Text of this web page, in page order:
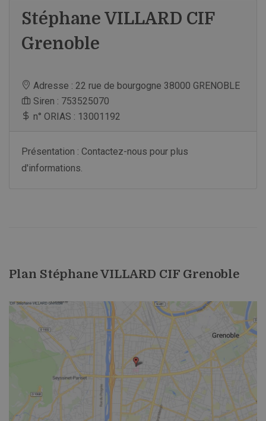
Stéphane VILLARD CIF
Grenoble
Adresse : 22 rue de bourgogne 38000 GRENOBLE
Siren : 753525070
n° ORIAS : 13001192
Présentation : Contactez-nous pour plus
d'informations.
Plan Stéphane VILLARD CIF Grenoble